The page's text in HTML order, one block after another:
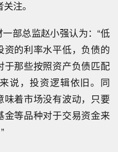
注。
部总监赵小强认为：“低
的利率水平低，负债的
那些按照资产负债匹配
说，投资逻辑依旧。同
味着市场没有波动，只要
金等品种对于交易资金来